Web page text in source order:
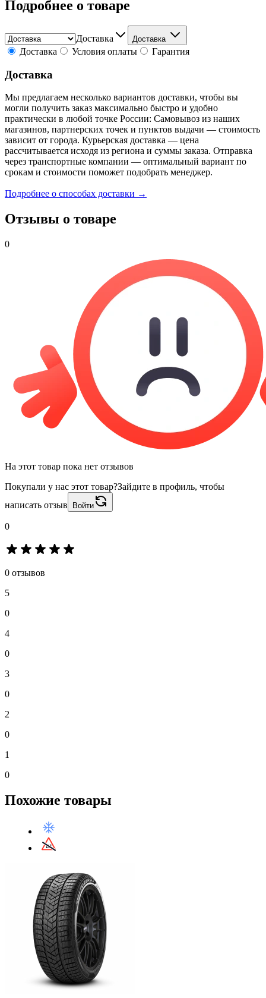
Подробнее о товаре
Доставка Доставка
Доставка Условия оплаты Гарантия
Доставка
Мы предлагаем несколько вариантов доставки, чтобы вы
могли получить заказ максимально быстро и удобно
практически в любой точке России: Самовывоз из наших
магазинов, партнерских точек и пунктов выдачи — стоимость
зависит от города. Курьерская доставка — цена
рассчитывается исходя из региона и суммы заказа. Отправка
через транспортные компании — оптимальный вариант по
срокам и стоимости поможет подобрать менеджер.
Подробнее о способах доставки →
Отзывы о товаре
0
На этот товар пока нет отзывов
Покупали у нас этот товар?Зайдите в профиль, чтобы
написать отзыв
Войти
0
0 отзывов
5
0
4
0
3
0
2
0
1
0
Похожие товары